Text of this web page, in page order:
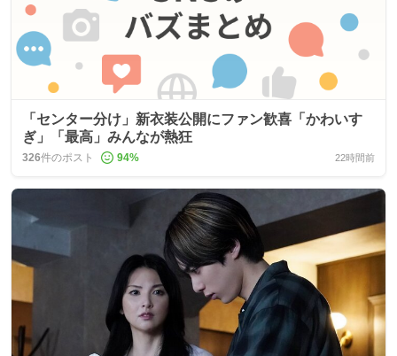
「センター分け」新衣装公開にファン歓喜「かわいす
ぎ」「最高」みんなが熱狂
326件のポスト 94% 22時間前